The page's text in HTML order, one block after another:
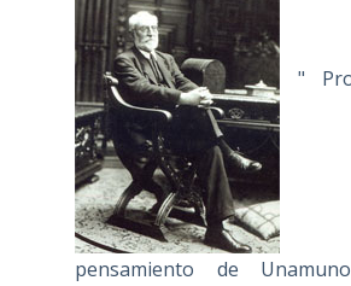
"
pensamiento de